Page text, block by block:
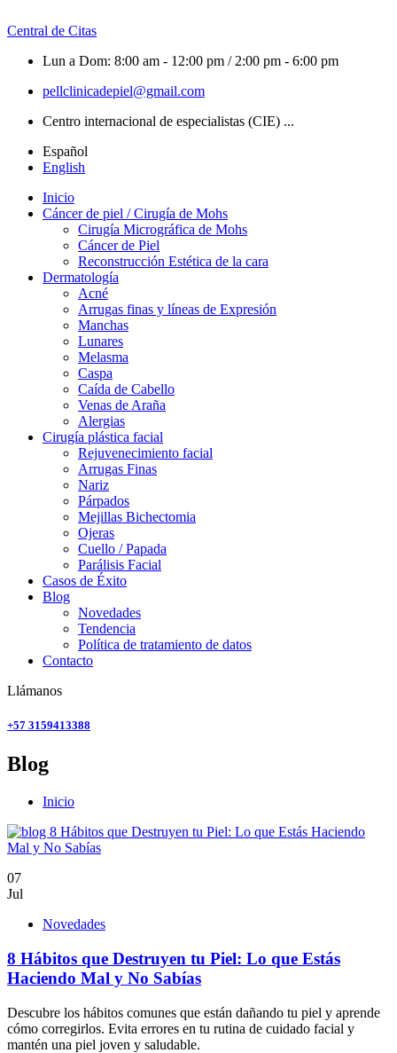
Central de Citas
Lun a Dom: 8:00 am - 12:00 pm / 2:00 pm - 6:00 pm
pellclinicadepiel@gmail.com
Centro internacional de especialistas (CIE) ...
Español
English
Inicio
Cáncer de piel / Cirugía de Mohs
Cirugía Micrográfica de Mohs
Cáncer de Piel
Reconstrucción Estética de la cara
Dermatología
Acné
Arrugas finas y líneas de Expresión
Manchas
Lunares
Melasma
Caspa
Caída de Cabello
Venas de Araña
Alergias
Cirugía plástica facial
Rejuvenecimiento facial
Arrugas Finas
Nariz
Párpados
Mejillas Bichectomia
Ojeras
Cuello / Papada
Parálisis Facial
Casos de Éxito
Blog
Novedades
Tendencia
Política de tratamiento de datos
Contacto
Llámanos
+57 3159413388
Blog
Inicio
07
Jul
Novedades
8 Hábitos que Destruyen tu Piel: Lo que Estás
Haciendo Mal y No Sabías
Descubre los hábitos comunes que están dañando tu piel y aprende
cómo corregirlos. Evita errores en tu rutina de cuidado facial y
mantén una piel joven y saludable.